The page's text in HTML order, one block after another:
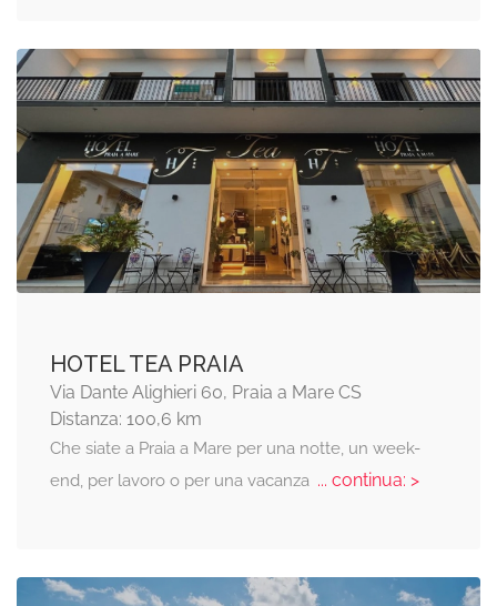
HOTEL TEA PRAIA
Via Dante Alighieri 60, Praia a Mare CS
Distanza: 100,6 km
Che siate a Praia a Mare per una notte, un week-
end, per lavoro o per una vacanza... continua: >